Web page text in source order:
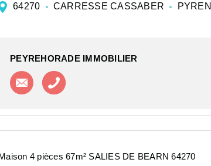
64270 CARRESSE CASSABER
PEYREHORADE IMMOBILIER
Contacter l'agence
4 pièces 67m² SALIES DE BEARN 64270